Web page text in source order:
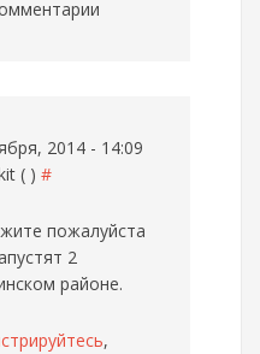
2014 - 14:09
( ) #
пожалуйста
2
районе.
,